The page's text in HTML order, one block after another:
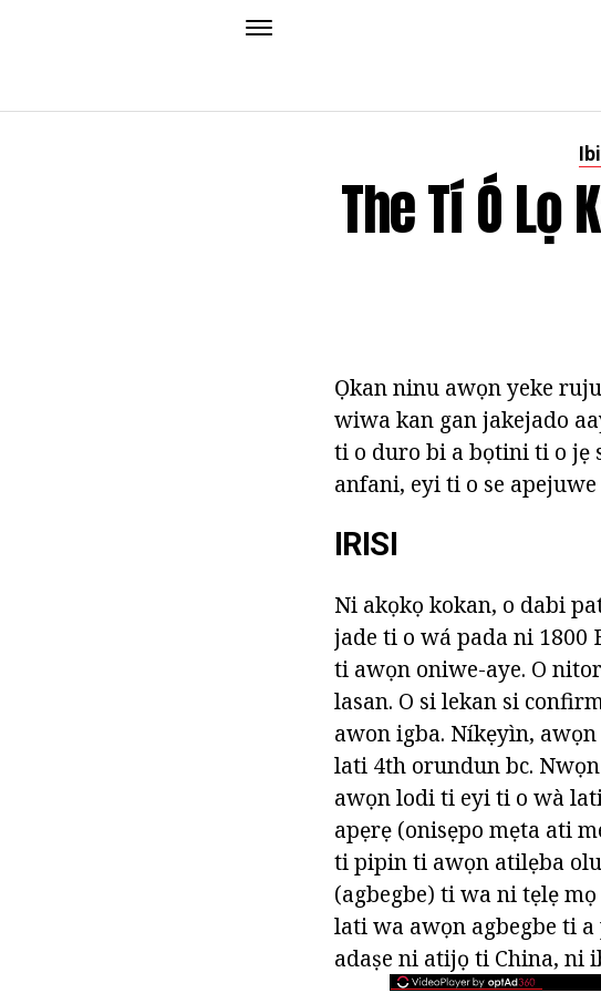
The Tí Ó Lọ
Ọkan ninu awọn yeke
wiwa kan gan jakejado
ti o duro bi a bọtini ti o jẹ
anfani, eyi ti o se
IRISI
Ni akọkọ kokan, o dabi
jade ti o wá pada ni 1800
ti awọn oniwe-aye. O
lasan. O si lekan si
awon igba. Níkẹyìn,
lati 4th orundun bc.
awọn lodi ti eyi ti o wà
apẹrẹ (onisẹpo mẹta ati
ti pipin ti awọn atilẹba
(agbegbe) ti wa ni tẹlẹ
lati wa awọn agbegbe ti
adaṣe ni atijọ ti China, ni